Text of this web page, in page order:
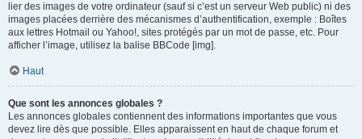
lier des images de votre ordinateur (sauf si c’est un serveur Web public) ni des
images placées derrière des mécanismes d’authentification, exemple : Boîtes
aux lettres Hotmail ou Yahoo!, sites protégés par un mot de passe, etc. Pour
afficher l’image, utilisez la balise BBCode [img].
Haut
Que sont les annonces globales ?
Les annonces globales contiennent des informations importantes que vous
devez lire dès que possible. Elles apparaissent en haut de chaque forum et